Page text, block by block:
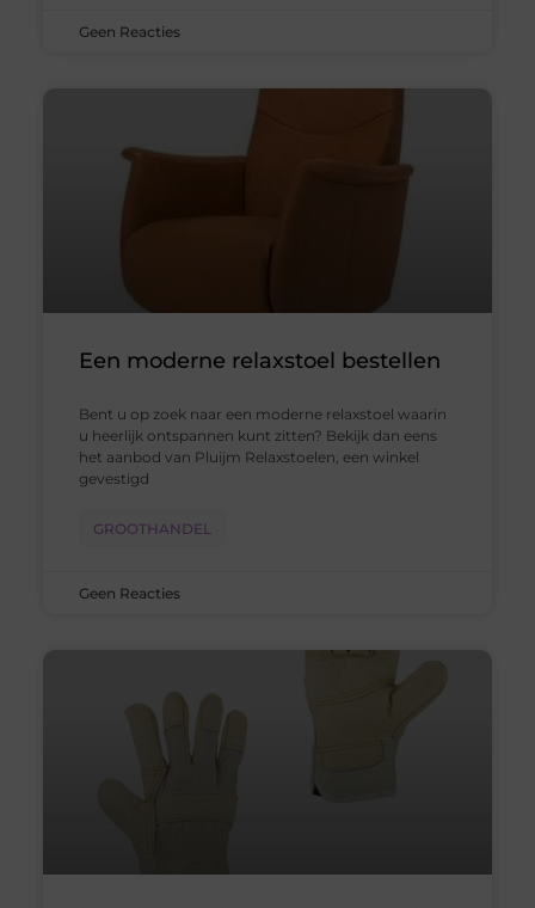
Geen Reacties
Een moderne relaxstoel bestellen
Bent u op zoek naar een moderne relaxstoel waarin
u heerlijk ontspannen kunt zitten? Bekijk dan eens
het aanbod van Pluijm Relaxstoelen, een winkel
gevestigd
GROOTHANDEL
Geen Reacties